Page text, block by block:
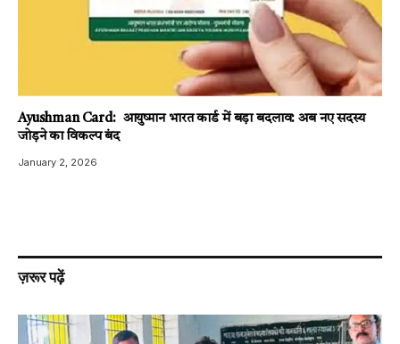
Ayushman Card: आयुष्मान भारत कार्ड में बड़ा बदलाव: अब नए सदस्य
जोड़ने का विकल्प बंद
January 2, 2026
ज़रूर पढ़ें